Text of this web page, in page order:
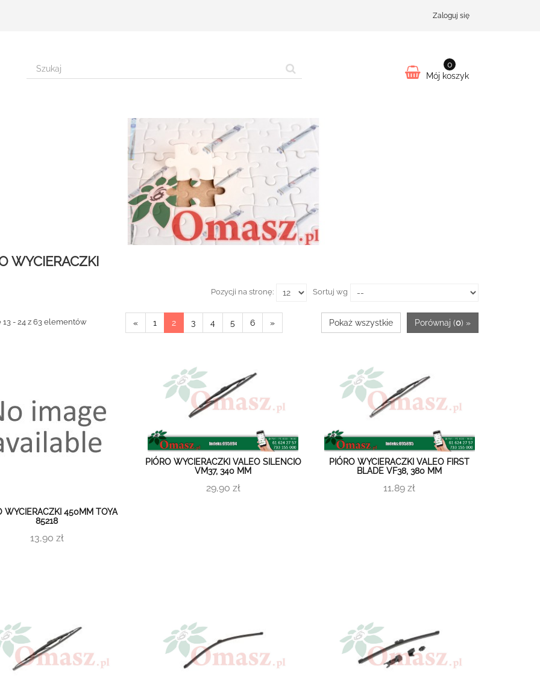
Zaloguj się
Mój koszyk
0
WYCIERACZKI
Sortuj wg
Pozycji na stronę:
Porównaj (0) »
« 1 2 3 4 5 6 » Pokaż wszystkie
13 - 24 z 63 elementów
WYCIERACZKI 450MM TOYA
85218
13,90 zł
PIÓRO WYCIERACZKI VALEO SILENCIO
VM37, 340 MM
29,90 zł
PIÓRO WYCIERACZKI VALEO FIRST
BLADE VF38, 380 MM
11,89 zł